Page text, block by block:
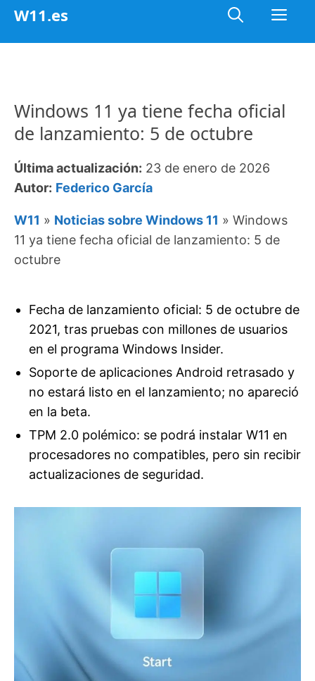
Saltar
W11.es
Windows 11 ya tiene fecha oficial
de lanzamiento: 5 de octubre
Última actualización: 23 de enero de 2026
Autor: Federico García
W11 » Noticias sobre Windows 11 » Windows
11 ya tiene fecha oficial de lanzamiento: 5 de
octubre
Fecha de lanzamiento oficial: 5 de octubre de
2021, tras pruebas con millones de usuarios
en el programa Windows Insider.
Soporte de aplicaciones Android retrasado y
no estará listo en el lanzamiento; no apareció
en la beta.
TPM 2.0 polémico: se podrá instalar W11 en
procesadores no compatibles, pero sin recibir
actualizaciones de seguridad.